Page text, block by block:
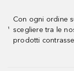
¹
Con ogni ordine
scegliere tra le
prodotti